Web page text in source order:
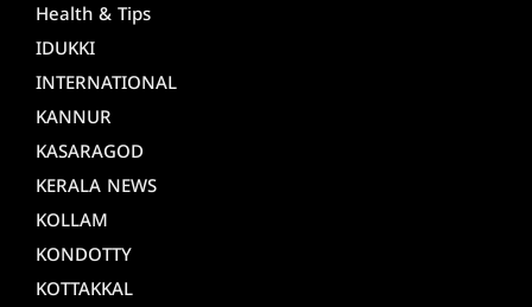
Health & Tips
IDUKKI
INTERNATIONAL
KANNUR
KASARAGOD
KERALA NEWS
KOLLAM
KONDOTTY
KOTTAKKAL